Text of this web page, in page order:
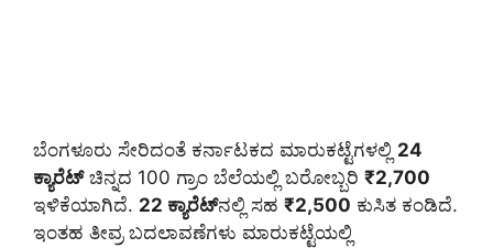
ಬೆಂಗಳೂರು ಸೇರಿದಂತೆ ಕರ್ನಾಟಕದ ಮಾರುಕಟ್ಟೆಗಳಲ್ಲಿ 24
ಕ್ಯಾರೆಟ್ಚಿನ್ನದ 100 ಗ್ರಾಂ ಬೆಲೆಯಲ್ಲಿ ಬರೋಬ್ಬರಿ ₹2,700
ಇಳಿಕೆಯಾಗಿದೆ. 22 ಕ್ಯಾರೆಟ್ನಲ್ಲಿ ಸಹ ₹2,500 ಕುಸಿತ ಕಂಡಿದೆ.
ಇಂತಹ ತೀವ್ರ ಬದಲಾವಣೆಗಳು ಮಾರುಕಟ್ಟೆಯಲ್ಲಿ